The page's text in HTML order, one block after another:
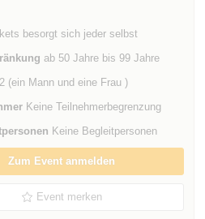
besorgt sich jeder selbst
ab 50 Jahre bis 99 Jahre
(ein Mann und eine Frau )
Keine Teilnehmerbegrenzung
Keine Begleitpersonen
Zum Event anmelden
Event merken